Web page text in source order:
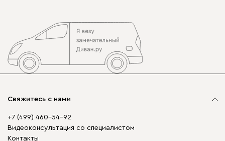
Свяжитесь с нами
+7 (499) 460-54-92
Видеоконсультация со специалистом
Контакты